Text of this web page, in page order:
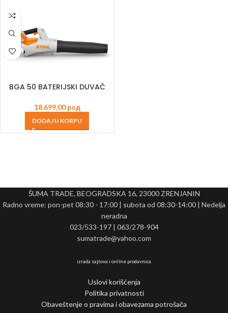
BGA 50 BATERIJSKI DUVAČ
18.699,00рсд
DODAJ U KORPU
ŠUMA TRADE, BEOGRADSKA 16, 23000 ZRENJANIN
Radno vreme: pon-pet 08:30 - 17:00 | subota od 08:30-14:00 | Nedelja
neradna
023/533-197 | 063/278-904
sumatrade@yahoo.com
izrada sajtova i online prodavnica
Uslovi korišćenja
Politika privatnosti
Obaveštenje o pravima i obavezama potrošača